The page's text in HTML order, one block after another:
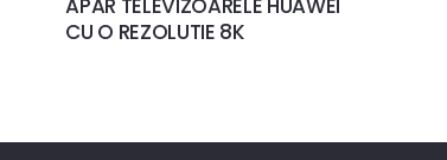
APAR TELEVIZOARELE HUAWEI
CU O REZOLUTIE 8K